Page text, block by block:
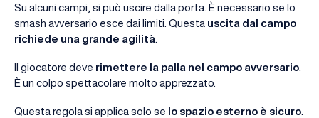
Su alcuni campi, si può uscire dalla porta. È necessario se lo
smash avversario esce dai limiti. Questa uscita dal campo
richiede una grande agilità
Il giocatore deve rimettere la palla nel campo avversario
È un colpo spettacolare molto apprezzato.
Questa regola si applica solo se lo spazio esterno è sicuro